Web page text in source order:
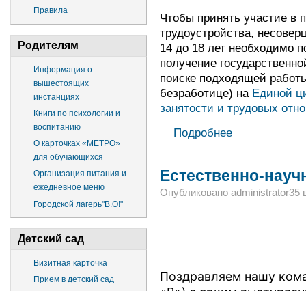
Правила
Родителям
Информация о
вышестоящих
инстанциях
Книги по психологии и
воспитанию
О карточках «МЕТРО»
для обучающихся
Организация питания и
ежедневное меню
Городской лагерь"В.О!"
Детский сад
Визитная карточка
Прием в детский сад
Чтобы принять участие в
трудоустройства,
14 до 18 лет необходимо
получение
поиске подходящей
безработице) на Единой
занятости и трудовых
Подробнее
Естественно-
Опубликовано administrator35
Поздравляем нашу